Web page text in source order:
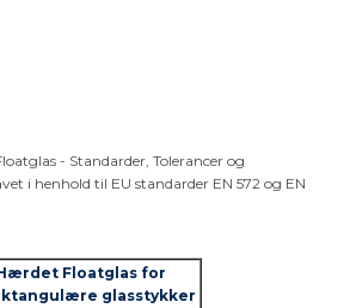
- Standarder, Tolerancer og
i henhold til EU standarder EN 572 og EN
Floatglas for
glasstykker